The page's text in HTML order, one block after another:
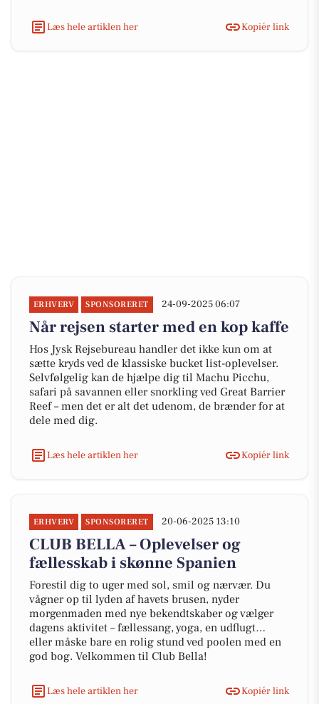
Læs hele artiklen her Kopiér link
ERHVERV SPONSORERET 24-09-2025 06:07
Når rejsen starter med en kop kaffe
Hos Jysk Rejsebureau handler det ikke kun om at
sætte kryds ved de klassiske bucket list-oplevelser.
Selvfølgelig kan de hjælpe dig til Machu Picchu,
safari på savannen eller snorkling ved Great Barrier
Reef – men det er alt det udenom, de brænder for at
dele med dig.
Læs hele artiklen her Kopiér link
ERHVERV SPONSORERET 20-06-2025 13:10
CLUB BELLA – Oplevelser og
fællesskab i skønne Spanien
Forestil dig to uger med sol, smil og nærvær. Du
vågner op til lyden af havets brusen, nyder
morgenmaden med nye bekendtskaber og vælger
dagens aktivitet – fællessang, yoga, en udflugt…
eller måske bare en rolig stund ved poolen med en
god bog. Velkommen til Club Bella!
Læs hele artiklen her Kopiér link